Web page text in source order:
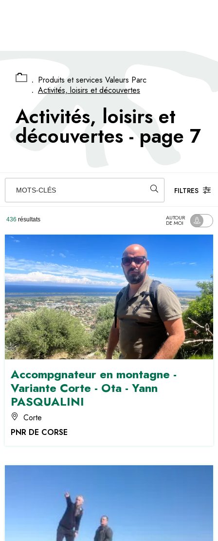
. Produits et services Valeurs Parc
. Activités, loisirs et découvertes
Activités, loisirs et
découvertes - page 7
MOTS-CLÉS FILTRES
436 résultats AUTOUR
DE MOI
Accompgnateur en montagne -
Variante Corte - Ota - Yann
PASQUALINI
Corte
PNR DE CORSE